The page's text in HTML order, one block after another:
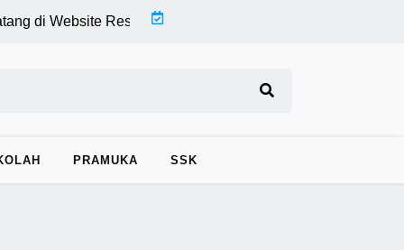
di Website Resmi | SMP Negeri 22 Kota Surakarta Gelar
PRAMUKA SSK